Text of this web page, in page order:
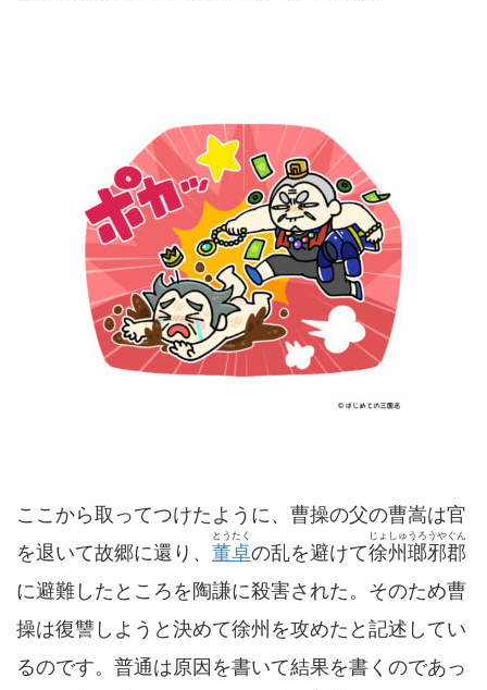
ここから取ってつけたように、曹操の父の曹嵩は官
を退いて故郷に還り、 董卓
とうたく
の乱を避けて徐州瑯邪郡
じょしゅうろうやぐん
に避難したところを陶謙に殺害された。そのため曹
操は復讐しようと決めて徐州を攻めたと記述してい
るのです。普通は原因を書いて結果を書くのであっ